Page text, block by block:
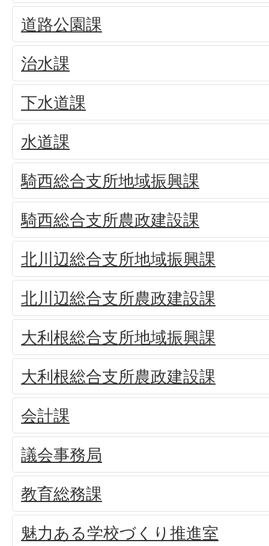
道路公園課
治水課
下水道課
水道課
騎西総合支所地域振興課
騎西総合支所農政建設課
北川辺総合支所地域振興課
北川辺総合支所農政建設課
大利根総合支所地域振興課
大利根総合支所農政建設課
会計課
議会事務局
教育総務課
魅力ある学校づくり推進室